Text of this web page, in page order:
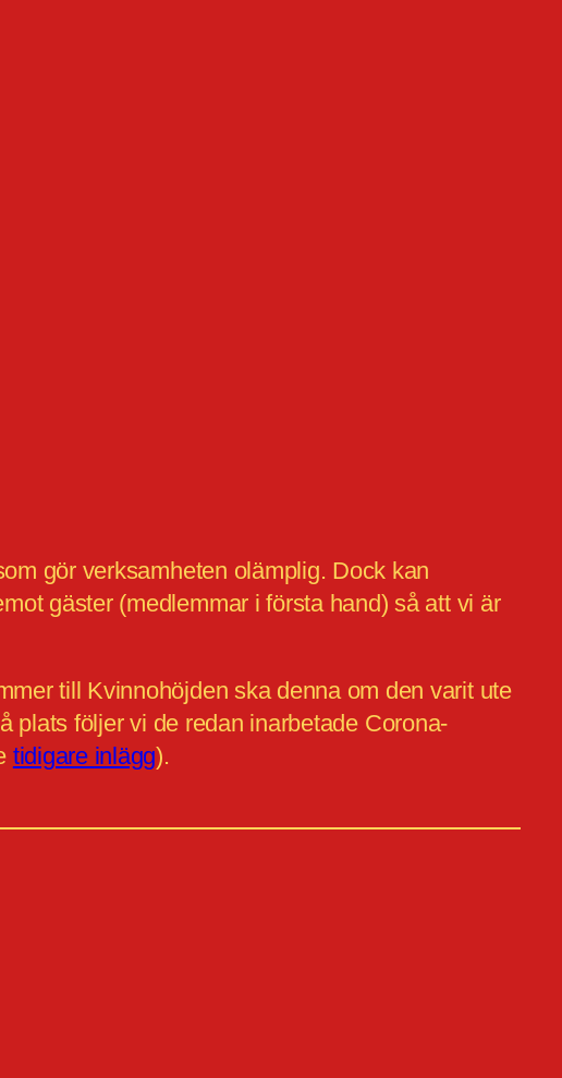
gör verksamheten olämplig. Dock kan
gäster (medlemmar i första hand) så att vi är
till Kvinnohöjden ska denna om den varit ute
plats följer vi de redan inarbetade Corona-
tidigare inlägg).